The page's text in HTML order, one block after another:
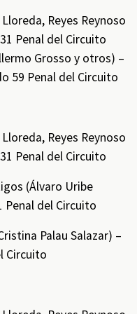
Reyes Reynoso
Penal del Circuito
Grosso y otros) –
59 Penal del Circuito
Reyes Reynoso
Penal del Circuito
(Álvaro Uribe
Penal del Circuito
Palau Salazar) –
Circuito